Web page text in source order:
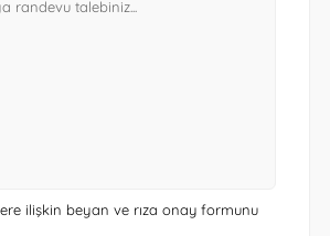
ilişkin beyan ve rıza onay formunu